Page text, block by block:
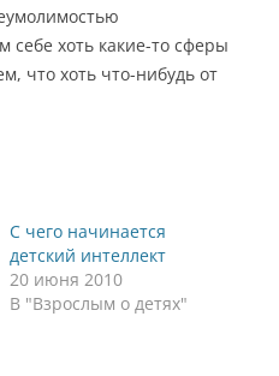
хоть какие-то сферы
что хоть что-нибудь от
С чего начинается
детский интеллект
20 июня 2010
В "Взрослым о детях"